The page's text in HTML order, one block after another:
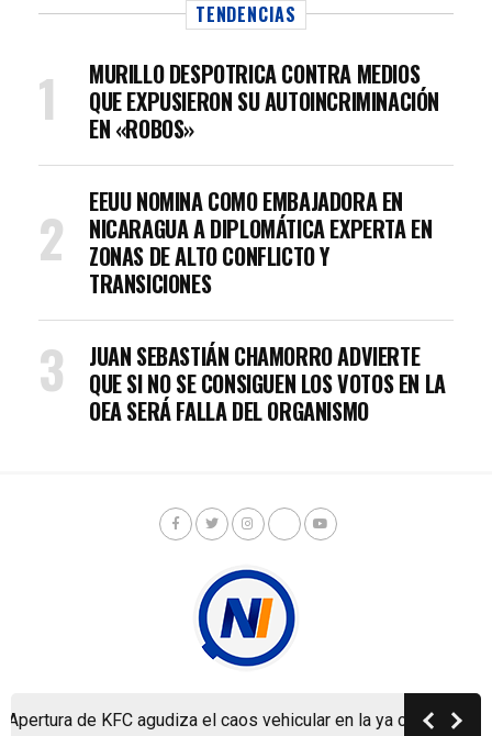
de KFC agudiza el caos vehicular en la ya colapsada
TENDENCIAS
MURILLO DESPOTRICA CONTRA MEDIOS
QUE EXPUSIERON SU AUTOINCRIMINACIÓN
EN «ROBOS»
EEUU NOMINA COMO EMBAJADORA EN
NICARAGUA A DIPLOMÁTICA EXPERTA EN
ZONAS DE ALTO CONFLICTO Y
TRANSICIONES
JUAN SEBASTIÁN CHAMORRO ADVIERTE
QUE SI NO SE CONSIGUEN LOS VOTOS EN LA
OEA SERÁ FALLA DEL ORGANISMO